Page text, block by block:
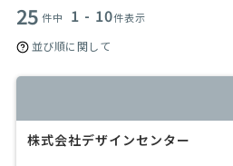
25 件中 1 - 10件表示
並び順に関して
株式会社デザインセンター